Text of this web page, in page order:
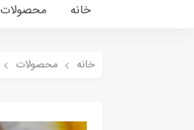
خانه محصولات
خانه محصولات